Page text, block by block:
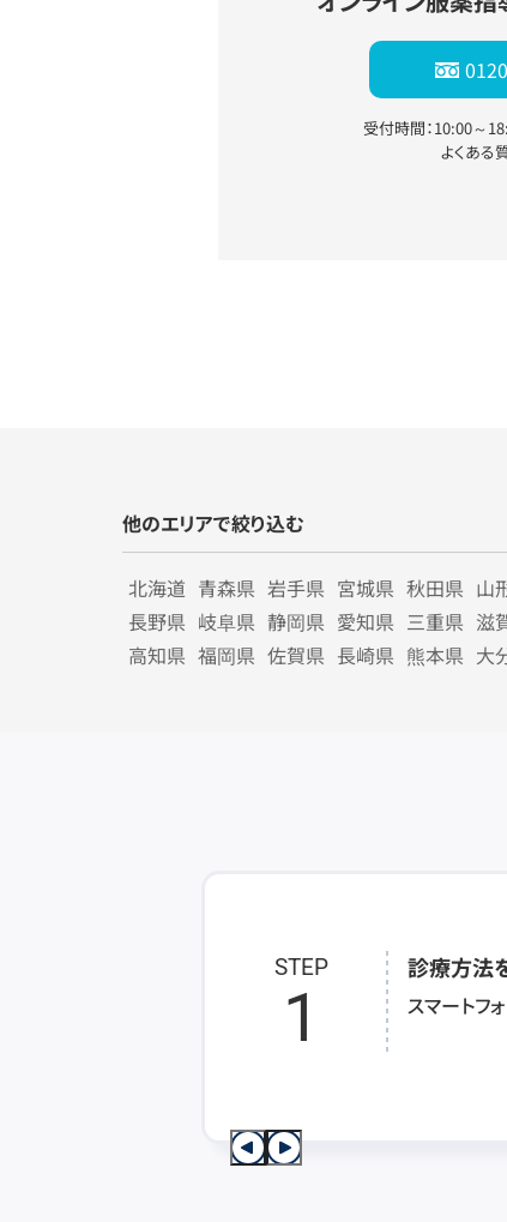
受付時間：10:00～
よくある
他のエリアで絞り込む
北海道 青森県 岩手県 宮城県 秋田県 山
長野県 岐阜県 静岡県 愛知県 三重県 滋
高知県 福岡県 佐賀県 長崎県 熊本県 大
STEP
1
診療方法
スマートフ